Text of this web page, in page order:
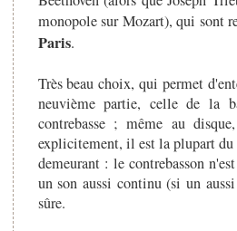
monopole sur Mozart), qui sont
Paris.
Très beau choix, qui permet
neuvième partie, celle de la
contrebasse ; même au
explicitement, il est la plupart du
demeurant : le contrebasson
un son aussi continu (si un
sûre.